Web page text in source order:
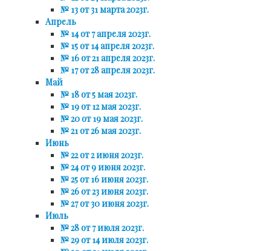
№ 13 от 31 марта 2023г.
Апрель
№ 14 от 7 апреля 2023г.
№ 15 от 14 апреля 2023г.
№ 16 от 21 апреля 2023г.
№ 17 от 28 апреля 2023г.
Май
№ 18 от 5 мая 2023г.
№ 19 от 12 мая 2023г.
№ 20 от 19 мая 2023г.
№ 21 от 26 мая 2023г.
Июнь
№ 22 от 2 июня 2023г.
№ 24 от 9 июня 2023г.
№ 25 от 16 июня 2023г.
№ 26 от 23 июня 2023г.
№ 27 от 30 июня 2023г.
Июль
№ 28 от 7 июля 2023г.
№ 29 от 14 июля 2023г.